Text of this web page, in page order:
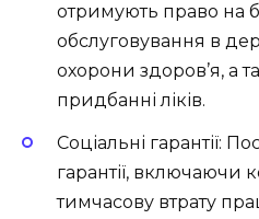
отримують право на
обслуговування в
охорони здоров’я, а
придбанні ліків.
Соціальні гарантії:
гарантії, включаючи
тимчасову втрату